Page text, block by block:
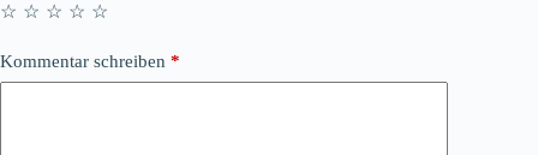
☆
☆
☆
☆
☆
Kommentar schreiben *